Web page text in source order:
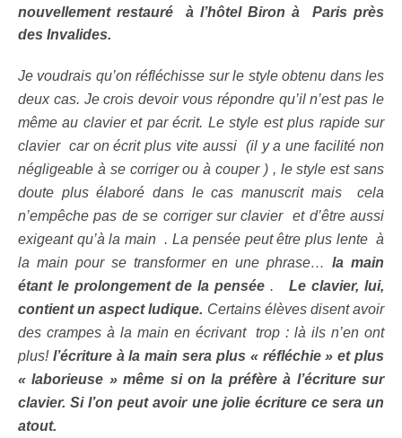
nouvellement restauré à l’hôtelBiron à Paris près
des Invalides.
Je voudrais qu’on réfléchisse sur le style obtenu dans les
deux cas. Je crois devoir vous répondre qu’il n’est pas le
même au clavier et par écrit. Le style est plus rapide sur
clavier car on écrit plus vite aussi (il y a une facilité non
négligeable à se corriger ou à couper ) , le style est sans
doute plus élaboré dans le cas manuscrit mais cela
n’empêche pas de se corriger sur clavier et d’être aussi
exigeant qu’à la main . La pensée peut être plus lente à
la main pour se transformer en une phrase…la main
étant le prolongement de la pensée .Le clavier, lui,
contient un aspect ludique. Certains élèves disent avoir
des crampes à la main en écrivant trop : là ils n’en ont
plus!l’écriture à la main sera plus « réfléchie » et plus
« laborieuse » même si on la préfère à l’écriture sur
clavier. Si l’on peut avoir une jolie écriture ce sera un
atout.